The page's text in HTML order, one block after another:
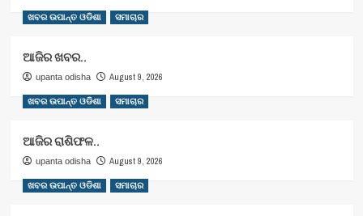
ଖବର ଉପାନ୍ତ ଓଡିଶା ସମାଚାର
ଆଜିର ଖବର..
upanta odisha August 9, 2026
ଖବର ଉପାନ୍ତ ଓଡିଶା ସମାଚାର
ଆଜିର ରାଶିଫଳ..
upanta odisha August 9, 2026
ଖବର ଉପାନ୍ତ ଓଡିଶା ସମାଚାର